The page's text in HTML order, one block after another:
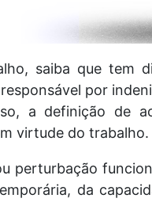
saiba que tem
por
a definição de
virtude do trabalho.
perturbação
da